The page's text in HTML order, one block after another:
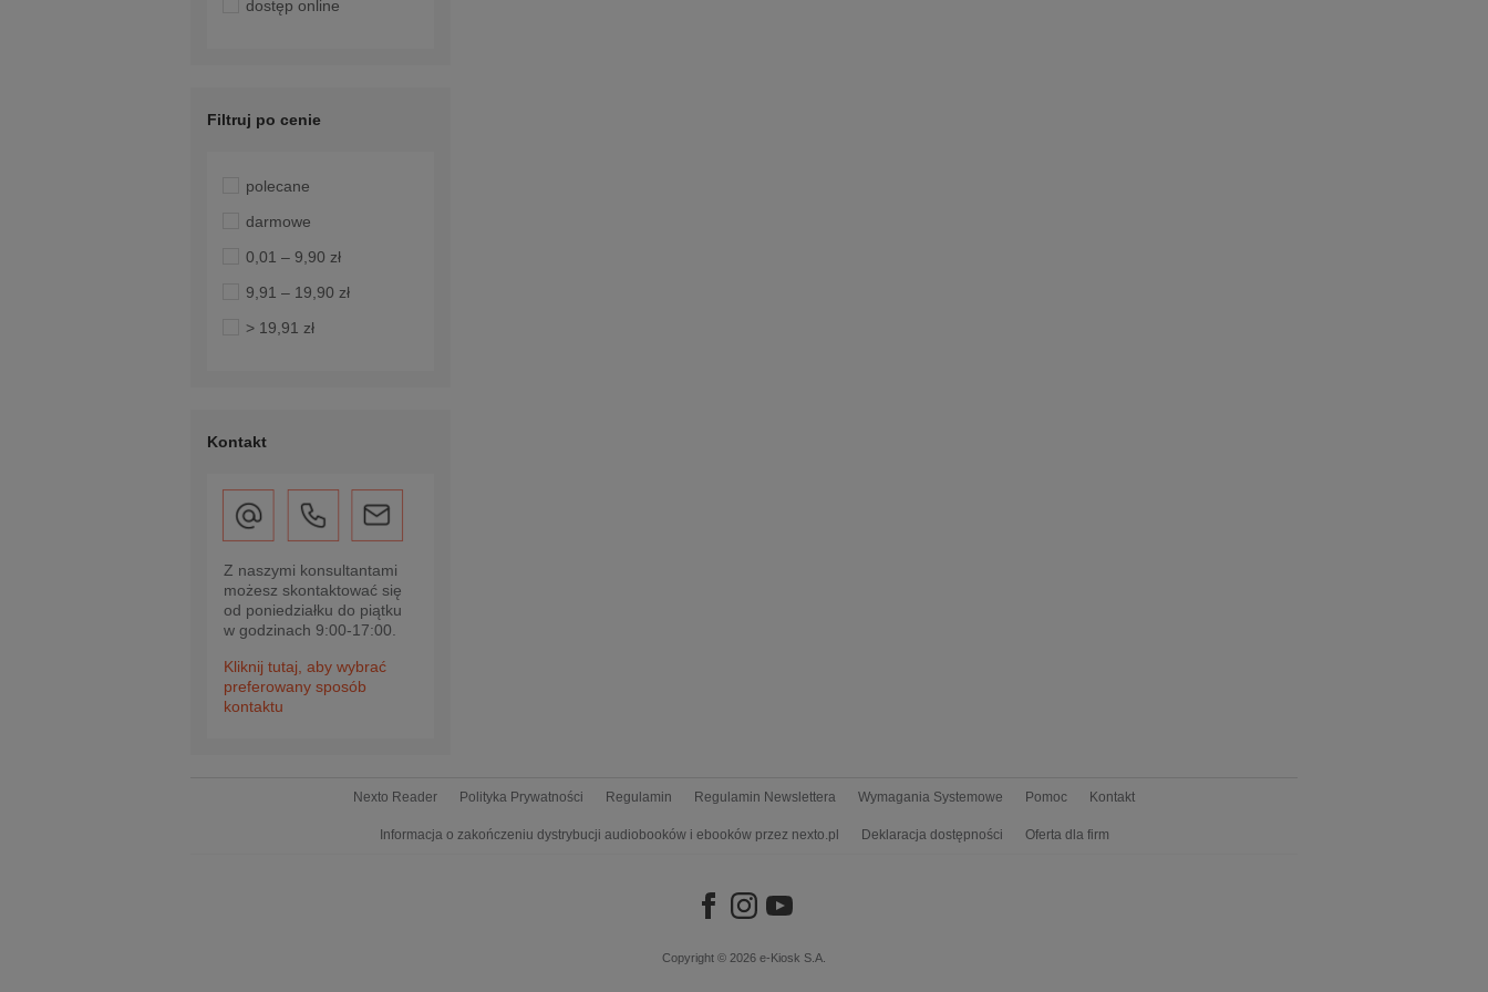
dostęp online
Filtruj po cenie
polecane
darmowe
0,01 – 9,90 zł
9,91 – 19,90 zł
> 19,91 zł
Kontakt
Z naszymi konsultantami
możesz skontaktować się
od poniedziałku do piątku
w godzinach 9:00-17:00.
Kliknij tutaj, aby wybrać
preferowany sposób
kontaktu
Nexto Reader Polityka Prywatności Regulamin Regulamin Newslettera Wymagania Systemowe Pomoc Kontakt
Informacja o zakończeniu dystrybucji audiobooków i ebooków przez nexto.pl Deklaracja dostępności Oferta dla firm
Copyright © 2026 e-Kiosk S.A.